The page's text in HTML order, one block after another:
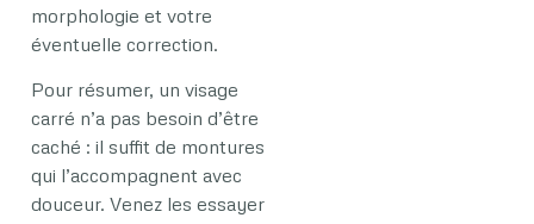
morphologie et votre
éventuelle correction.
Pour résumer, un visage
carré n’a pas besoin d’être
caché : il suffit de montures
qui l’accompagnent avec
douceur. Venez les essayer